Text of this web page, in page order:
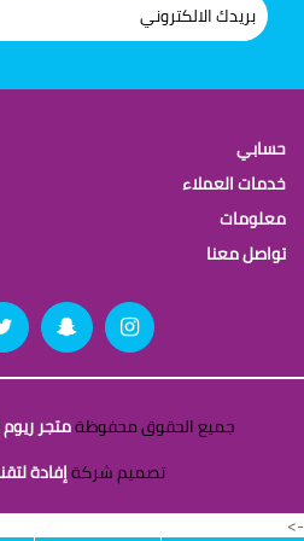
حسابي
خدمات العملاء
معلومات
تواصل معنا
جميع الحقوق محفوظةمتجر ريوم
تصميم شركةإفادة
->